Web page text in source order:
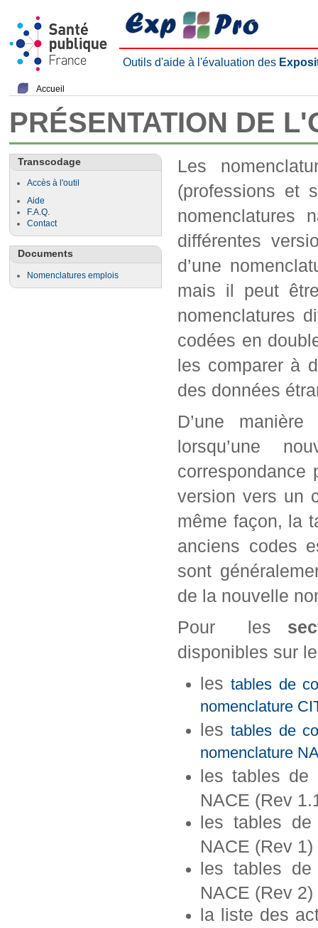
Outils d'aide à l'évaluation des
Accueil
PRÉSENTATION DE
Transcodage
Accès à l'outil
Aide
F.A.Q.
Contact
Documents
Nomenclatures emplois
Les
(professions et
nomenclatures
différentes
d’une
mais il peut
nomenclatures
codées en
les comparer à
des données
D’une
lorsqu’une
correspondance
version vers un
même façon, la
anciens codes
sont
de la nouvelle
Pour les
disponibles sur
lestables de
nomenclature
lestables de
nomenclature
les tables de
NACE (Rev
les tables
NACE (Rev
les tables
NACE (Rev
la liste des